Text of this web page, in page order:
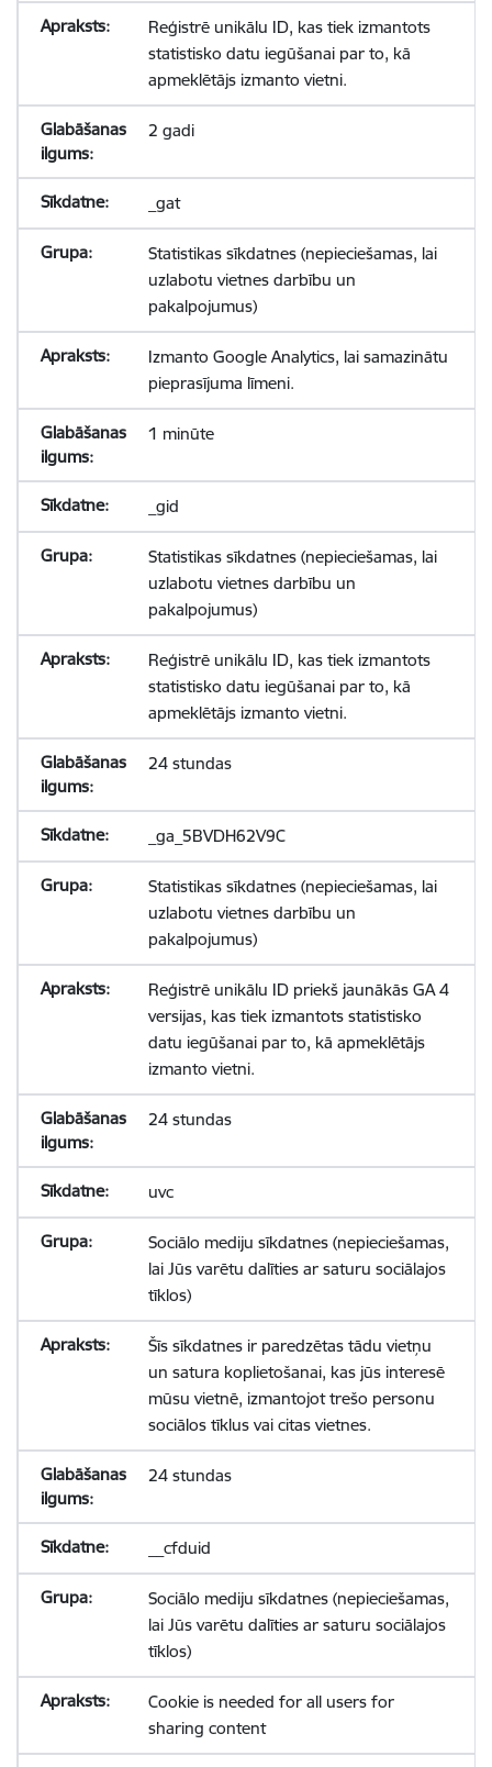
Reģistrē unikālu ID, kas tiek izmantots
statistisko datu iegūšanai par to, kā
apmeklētājs izmanto vietni.
2 gadi
_gat
Statistikas sīkdatnes (nepieciešamas, lai
uzlabotu vietnes darbību un
pakalpojumus)
Izmanto Google Analytics, lai samazinātu
pieprasījuma līmeni.
1 minūte
_gid
Statistikas sīkdatnes (nepieciešamas, lai
uzlabotu vietnes darbību un
pakalpojumus)
Reģistrē unikālu ID, kas tiek izmantots
statistisko datu iegūšanai par to, kā
apmeklētājs izmanto vietni.
24 stundas
_ga_5BVDH62V9C
Statistikas sīkdatnes (nepieciešamas, lai
uzlabotu vietnes darbību un
pakalpojumus)
Reģistrē unikālu ID priekš jaunākās GA 4
versijas, kas tiek izmantots statistisko
datu iegūšanai par to, kā apmeklētājs
izmanto vietni.
24 stundas
uvc
Sociālo mediju sīkdatnes (nepieciešamas,
lai Jūs varētu dalīties ar saturu sociālajos
tīklos)
Šīs sīkdatnes ir paredzētas tādu vietņu
un satura koplietošanai, kas jūs interesē
mūsu vietnē, izmantojot trešo personu
sociālos tīklus vai citas vietnes.
24 stundas
__cfduid
Sociālo mediju sīkdatnes (nepieciešamas,
lai Jūs varētu dalīties ar saturu sociālajos
tīklos)
Cookie is needed for all users for
sharing content